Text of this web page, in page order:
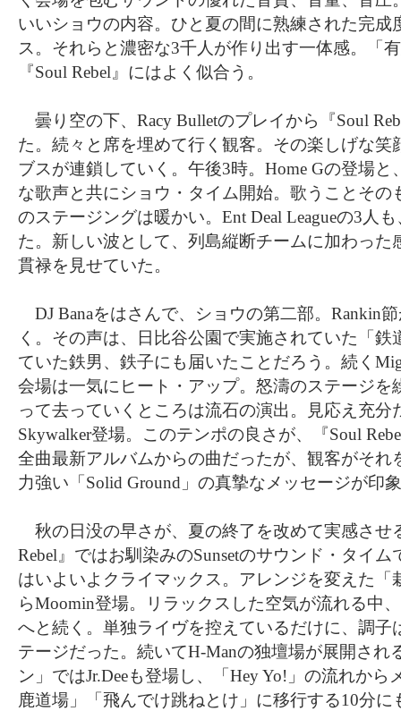
いいショウの内容。ひと夏の間に熟練された完成
ス。それらと濃密な3千人が作り出す一体感。「
『Soul Rebel』にはよく似合う。
曇り空の下、Racy Bulletのプレイから『Soul
た。続々と席を埋めて行く観客。その楽しげな笑
ブスが連鎖していく。午後3時。Home Gの登場と
な歌声と共にショウ・タイム開始。歌うことその
のステージングは暖かい。Ent Deal Leagueの3人
た。新しい波として、列島縦断チームに加わった
貫禄を見せていた。
DJ Banaをはさんで、ショウの第二部。Rankin
く。その声は、日比谷公園で実施されていた「
ていた鉄男、鉄子にも届いたことだろう。続く
会場は一気にヒート・アップ。怒濤のステージを
って去っていくところは流石の演出。見応え充分
Skywalker登場。このテンポの良さが、『Soul
全曲最新アルバムからの曲だったが、観客がそれ
力強い「Solid Ground」の真摯なメッセージが印
秋の日没の早さが、夏の終了を改めて実感させ
Rebel』ではお馴染みのSunsetのサウンド・タイ
はいよいよクライマックス。アレンジを変えた「
らMoomin登場。リラックスした空気が流れる中
へと続く。単独ライヴを控えているだけに、調子
テージだった。続いてH-Manの独壇場が展開され
ン」ではJr.Deeも登場し、「Hey Yo!」の流れか
鹿道場」「飛んでけ跳ねとけ」に移行する10分